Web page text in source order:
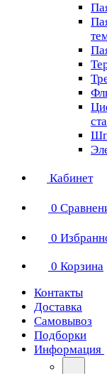
Кабинет
0
0
0 Корзина
Контакты
Доставка
Самовывоз
Подборки
Информация